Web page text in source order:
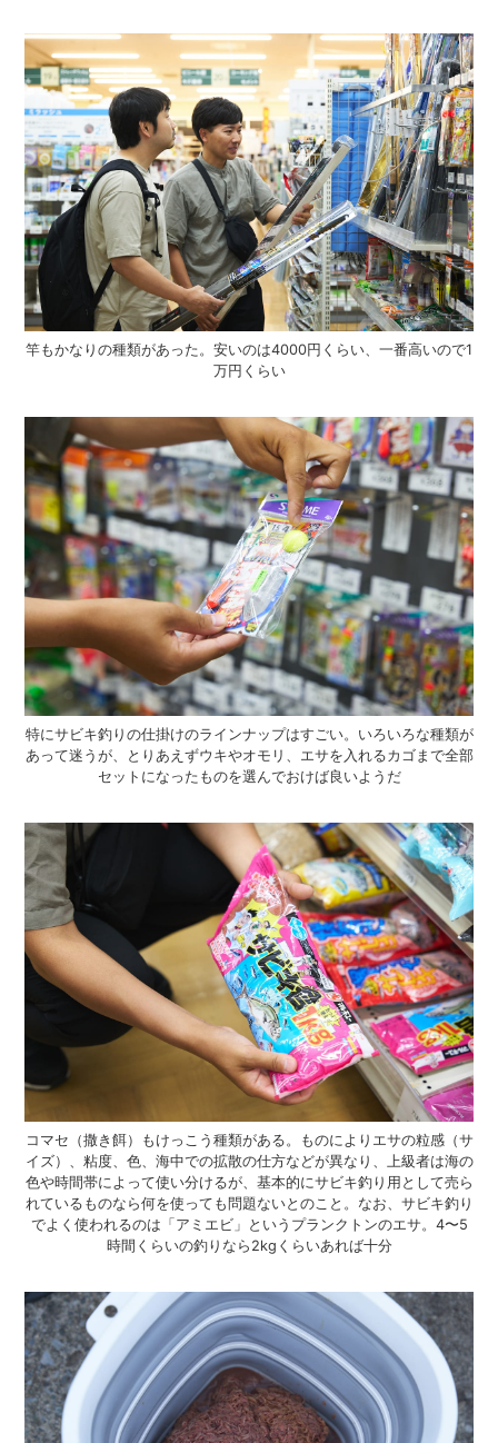
竿もかなりの種類があった。安いのは4000円くらい、一番高いので1
万円くらい
特にサビキ釣りの仕掛けのラインナップはすごい。いろいろな種類が
あって迷うが、とりあえずウキやオモリ、エサを入れるカゴまで全部
セットになったものを選んでおけば良いようだ
コマセ（撒き餌）もけっこう種類がある。ものによりエサの粒感（サ
イズ）、粘度、色、海中での拡散の仕方などが異なり、上級者は海の
色や時間帯によって使い分けるが、基本的にサビキ釣り用として売ら
れているものなら何を使っても問題ないとのこと。なお、サビキ釣り
でよく使われるのは「アミエビ」というプランクトンのエサ。4〜5
時間くらいの釣りなら2kgくらいあれば十分